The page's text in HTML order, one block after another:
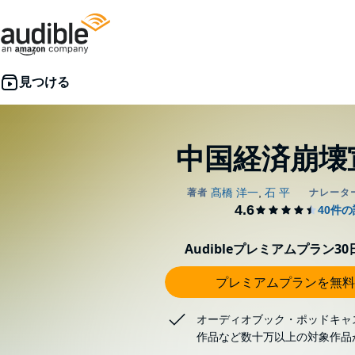
中国経済崩
Audibleプレミアムプラン30
プレミアムプランを無
オーディオブック・ポッドキ
作品など数十万以上の対象作